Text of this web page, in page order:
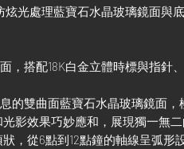
光處理藍寶石水晶玻璃鏡面與底
，搭配18K白金立體時標與指針
的雙曲面藍寶石水晶玻璃鏡面，
影效果巧妙應和，展現獨一無
，從6點到12點鐘的軸線呈弧形設